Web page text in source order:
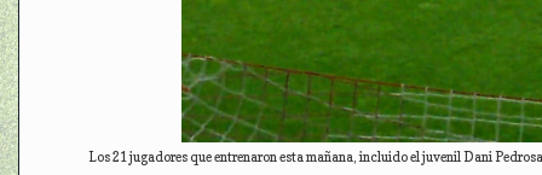
Los 21 jugadores que entrenaron esta mañana, incluido el juvenil Dani